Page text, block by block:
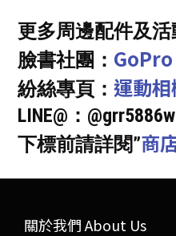
更多周邊配件及
臉書社團：
紛絲專頁： 運動
LINE@：@grr5886w
下標前請詳閱”商
關於我們 About Us